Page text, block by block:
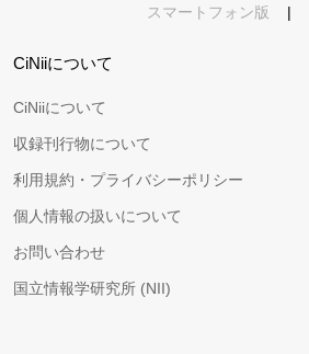
スマートフォン版 |
CiNiiについて
CiNiiについて
収録刊行物について
利用規約・プライバシーポリシー
個人情報の扱いについて
お問い合わせ
国立情報学研究所 (NII)